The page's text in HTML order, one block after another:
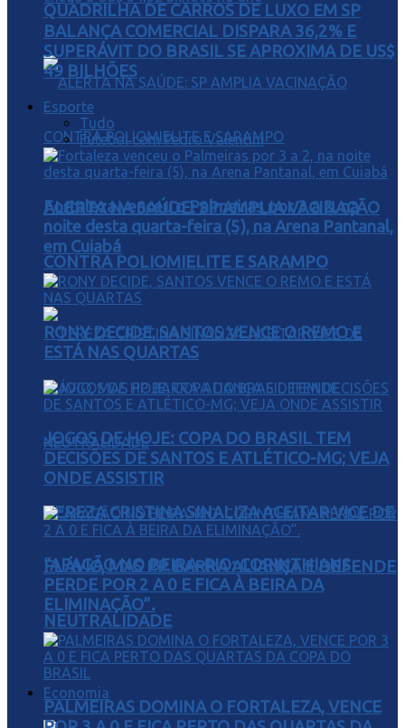
QUADRILHA DE CARROS DE LUXO EM SP
ALERTA NA SAÚDE: SP AMPLIA VACINAÇÃO
CONTRA POLIOMIELITE E SARAMPO
TEREZA CRISTINA SINALIZA ACEITAR VICE DE
FLÁVIO, MAS PP BARRA ALIANÇA E DEFENDE
NEUTRALIDADE
Economia
BALANÇA COMERCIAL DISPARA 36,2% E
SUPERÁVIT DO BRASIL SE APROXIMA DE US$
49 BILHÕES
Esporte
Tudo
Futebol com Pedro Valentini
Fortaleza venceu o Palmeiras por 3 a 2, na
noite desta quarta-feira (5), na Arena Pantanal,
em Cuiabá
RONY DECIDE, SANTOS VENCE O REMO E
ESTÁ NAS QUARTAS
JOGOS DE HOJE: COPA DO BRASIL TEM
DECISÕES DE SANTOS E ATLÉTICO-MG; VEJA
ONDE ASSISTIR
“APAGÃO NO BEIRA-RIO: CORINTHIANS
PERDE POR 2 A 0 E FICA À BEIRA DA
ELIMINAÇÃO”.
PALMEIRAS DOMINA O FORTALEZA, VENCE